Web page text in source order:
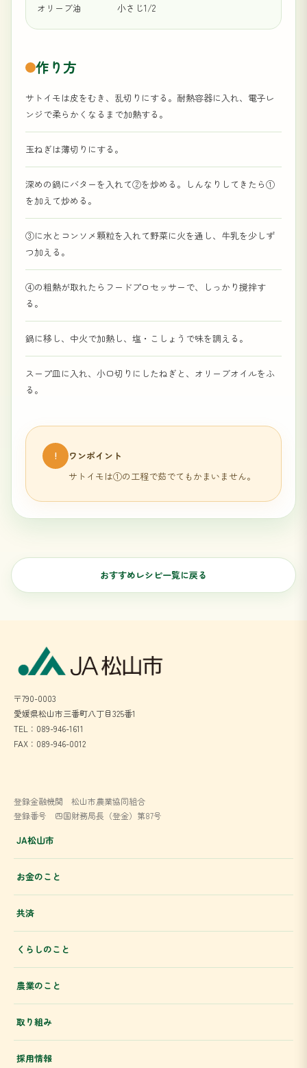
オリーブ油 小さじ1/2
作り方
サトイモは皮をむき、乱切りにする。耐熱容器に入れ、電子レ
ンジで柔らかくなるまで加熱する。
玉ねぎは薄切りにする。
深めの鍋にバターを入れて②を炒める。しんなりしてきたら①
を加えて炒める。
③に水とコンソメ顆粒を入れて野菜に火を通し、牛乳を少しず
つ加える。
④の粗熱が取れたらフードプロセッサーで、しっかり撹拌す
る。
鍋に移し、中火で加熱し、塩・こしょうで味を調える。
スープ皿に入れ、小口切りにしたねぎと、オリーブオイルをふ
る。
!
ワンポイント
サトイモは①の工程で茹でてもかまいません。
おすすめレシピ一覧に戻る
〒790-0003
愛媛県松山市三番町八丁目325番1
TEL：089-946-1611
FAX：089-946-0012
登録金融機関 松山市農業協同組合
登録番号 四国財務局長（登金）第87号
JA松山市
お金のこと
共済
くらしのこと
農業のこと
取り組み
採用情報